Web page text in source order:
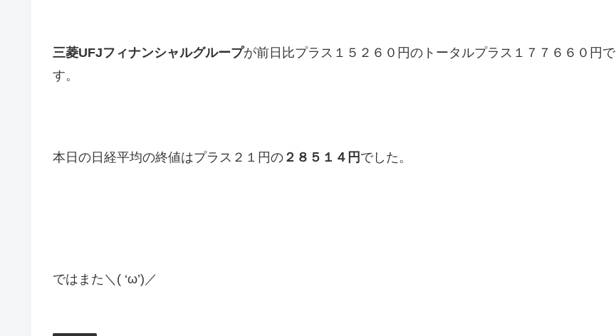
三菱UFJフィナンシャルグループが前日比プラス１５２６０円のトータルプラス１７７６６０円で
す。
本日の日経平均の終値はプラス２１円の ２８５１４円 でした。
ではまた＼( ‘ω’)／